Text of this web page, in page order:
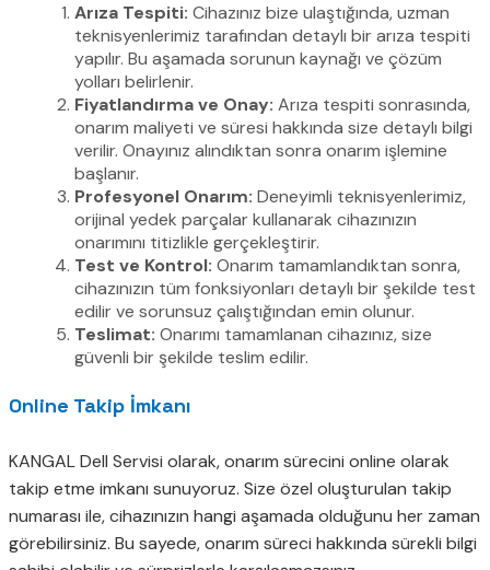
Arıza Tespiti: Cihazınız bize ulaştığında, uzman
teknisyenlerimiz tarafından detaylı bir arıza tespiti
yapılır. Bu aşamada sorunun kaynağı ve çözüm
yolları belirlenir.
Fiyatlandırma ve Onay: Arıza tespiti sonrasında,
onarım maliyeti ve süresi hakkında size detaylı bilgi
verilir. Onayınız alındıktan sonra onarım işlemine
başlanır.
Profesyonel Onarım: Deneyimli teknisyenlerimiz,
orijinal yedek parçalar kullanarak cihazınızın
onarımını titizlikle gerçekleştirir.
Test ve Kontrol: Onarım tamamlandıktan sonra,
cihazınızın tüm fonksiyonları detaylı bir şekilde test
edilir ve sorunsuz çalıştığından emin olunur.
Teslimat: Onarımı tamamlanan cihazınız, size
güvenli bir şekilde teslim edilir.
Online Takip İmkanı
KANGAL Dell Servisi olarak, onarım sürecini online olarak
takip etme imkanı sunuyoruz. Size özel oluşturulan takip
numarası ile, cihazınızın hangi aşamada olduğunu her zaman
görebilirsiniz. Bu sayede, onarım süreci hakkında sürekli bilgi